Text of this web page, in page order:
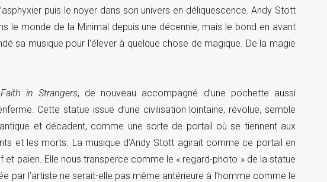
puis le noyer dans son univers en déliquescence. Andy Stott
le monde de la Minimal depuis une décennie, mais le bond en avant
sa musique pour l’élever à quelque chose de magique. De la magie
Faith in Strangers, de nouveau accompagné d’une pochette aussi
Cette statue issue d’une civilisation lointaine, révolue, semble
et décadent, comme une sorte de portail où se tiennent aux
et les morts. La musique d’Andy Stott agirait comme ce portail en
et païen. Elle nous transperce comme le « regard-photo » de la statue
par l’artiste ne serait-elle pas même antérieure à l’homme comme le